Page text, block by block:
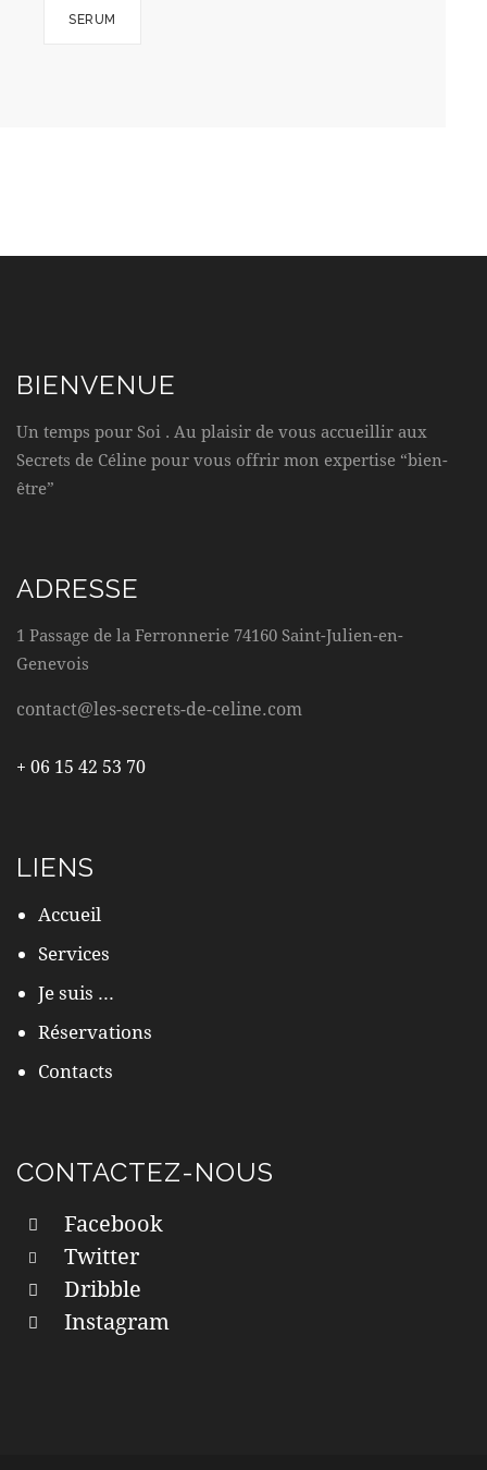
SERUM
BIENVENUE
Un temps pour Soi . Au plaisir de vous accueillir aux
Secrets de Céline pour vous offrir mon expertise “bien-
être”
ADRESSE
1 Passage de la Ferronnerie 74160 Saint-Julien-en-
Genevois
contact@les-secrets-de-celine.com
+ 06 15 42 53 70
LIENS
Accueil
Services
Je suis ...
Réservations
Contacts
CONTACTEZ-NOUS
Facebook
Twitter
Dribble
Instagram